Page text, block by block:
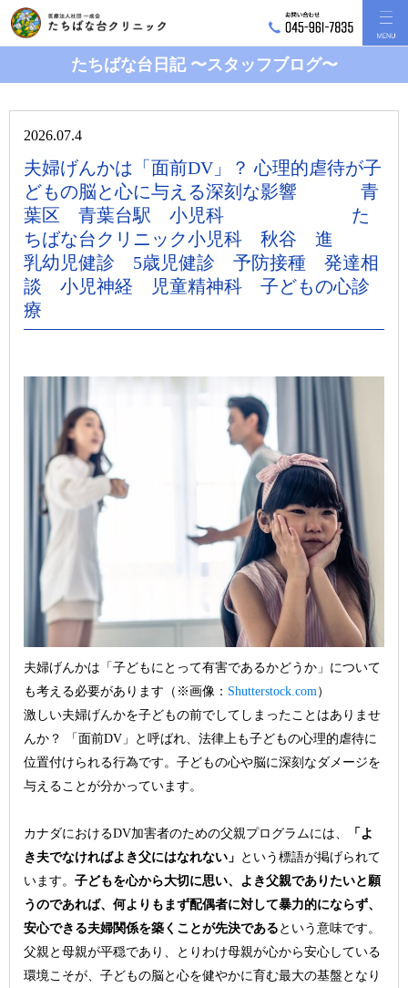
たちばな台日記 〜スタッフブログ〜
2026.07.4
夫婦げんかは「面前DV」？ 心理的虐待が子
どもの脳と心に与える深刻な影響 青
葉区 青葉台駅 小児科 た
ちばな台クリニック小児科 秋谷 進
乳幼児健診 5歳児健診 予防接種 発達相
談 小児神経 児童精神科 子どもの心診
療
夫婦げんかは「子どもにとって有害であるかどうか」について
も考える必要があります（※画像： Shutterstock.com）
激しい夫婦げんかを子どもの前でしてしまったことはありませ
んか？ 「面前DV」と呼ばれ、法律上も子どもの心理的虐待に
位置付けられる行為です。子どもの心や脳に深刻なダメージを
与えることが分かっています。
カナダにおけるDV加害者のための父親プログラムには、
「よ
き夫でなければよき父にはなれない」 という標語が掲げられて
います。 子どもを心から大切に思い、よき父親でありたいと願
うのであれば、何よりもまず配偶者に対して暴力的にならず、
安心できる夫婦関係を築くことが先決である という意味です。
父親と母親が平穏であり、とりわけ母親が心から安心している
環境こそが、子どもの脳と心を健やかに育む最大の基盤となり